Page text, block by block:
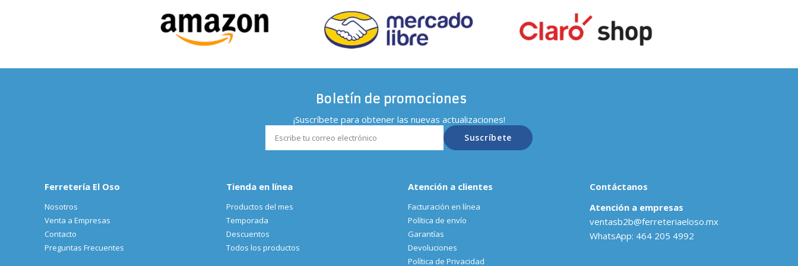
Boletín de promociones
¡Suscríbete para obtener las nuevas actualizaciones!
Suscríbete
Ferretería El Oso
Nosotros
Venta a Empresas
Contacto
Preguntas Frecuentes
Tienda en línea
Productos del mes
Temporada
Descuentos
Todos los productos
Atención a clientes
Facturación en línea
Política de envío
Garantías
Devoluciones
Política de Privacidad
Contáctanos
Atención a empresas
ventasb2b@ferreteriaeloso.mx
WhatsApp: 464 205 4992